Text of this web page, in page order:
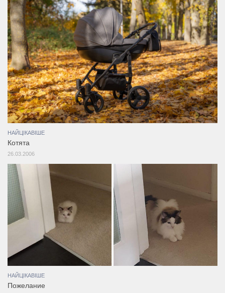
НАЙЦІКАВІШЕ
Котята
26.03.2006
НАЙЦІКАВІШЕ
Пожелание